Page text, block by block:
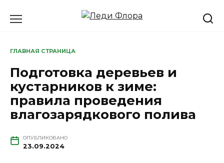
ГЛАВНАЯ СТРАНИЦА
Подготовка деревьев и
кустарников к зиме:
правила проведения
влагозарядкового полива
ОПУБЛИКОВАНО
23.09.2024